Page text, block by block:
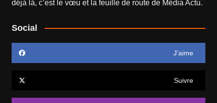
déjà là, c’est le vœu et la feuille de route de Média Actu.
Social
J’aime
Suivre